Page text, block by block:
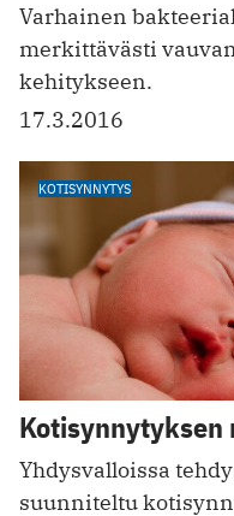
Varhainen
merkittävästi
kehitykseen.
17.3.2016
KOTISYNNYTYS
Yhdysvalloissa
suunniteltu